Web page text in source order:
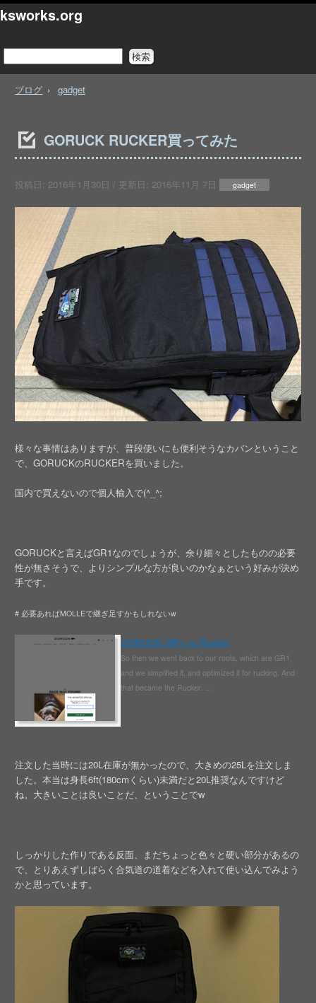
ksworks.org
ブログ gadget
GORUCK RUCKER買ってみた
投稿日: 2016年1月30日 / 更新日: 2016年11月 7日 gadget
様々な事情はありますが、普段使いにも便利そうなカバンということ
で、GORUCKのRUCKERを買いました。
国内で買えないので個人輸入で(^_^;
GORUCKと言えばGR1なのでしょうが、余り細々としたものの必要
性が無さそうで、よりシンプルな方が良いのかなぁという好みが決め
手です。
# 必要あればMOLLEで継ぎ足すかもしれないw
GORUCK GR1 vs Rucker
So then we went back to our roots, which are GR1,
and we simplified it, and optimized it for rucking. And
that became the Rucker. …
注文した当時には20L在庫が無かったので、大きめの25Lを注文しま
した。本当は身長6ft(180cmくらい)未満だと20L推奨なんですけど
ね。大きいことは良いことだ、ということでw
しっかりした作りである反面、まだちょっと色々と硬い部分があるの
で、とりあえずしばらく合気道の道着などを入れて使い込んでみよう
かと思っています。